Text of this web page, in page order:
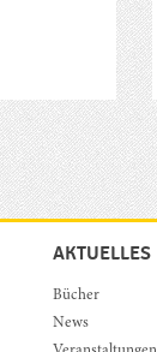
AKTUELLES
Bücher
News